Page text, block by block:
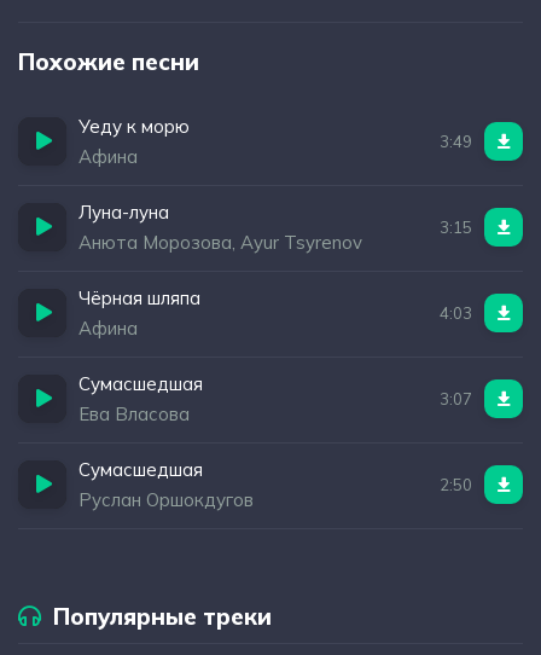
Похожие песни
Уеду к морю
Афина
3:49
Луна-луна
Анюта Морозова, Ayur Tsyrenov
3:15
Чёрная шляпа
Афина
4:03
Сумасшедшая
Ева Власова
3:07
Сумасшедшая
Руслан Оршокдугов
2:50
Популярные треки